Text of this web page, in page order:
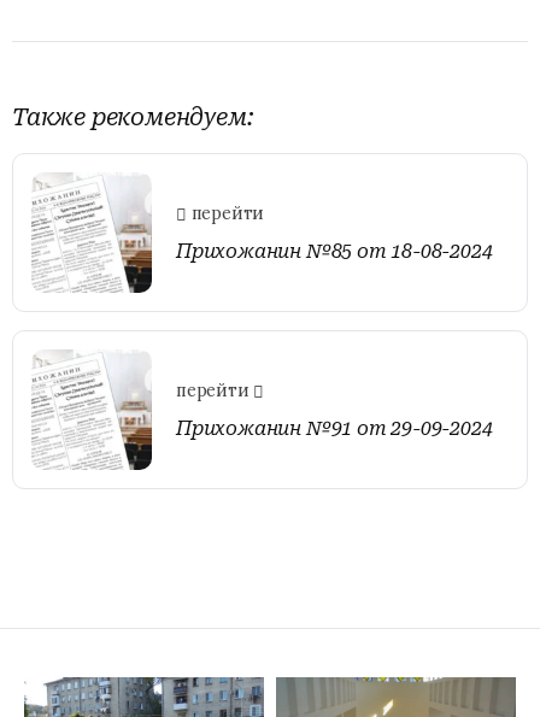
Также рекомендуем:
перейти
Прихожанин №85 от 18-08-2024
перейти
Прихожанин №91 от 29-09-2024